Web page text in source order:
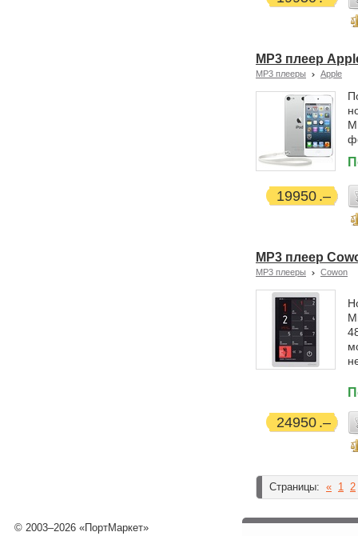
MP3 плеер
MP3 плееры Apple
19950
MP3 плеер
MP3 плееры Cowon
24950
Страницы: « 1 2
© 2003–2026 «ПортМаркет»